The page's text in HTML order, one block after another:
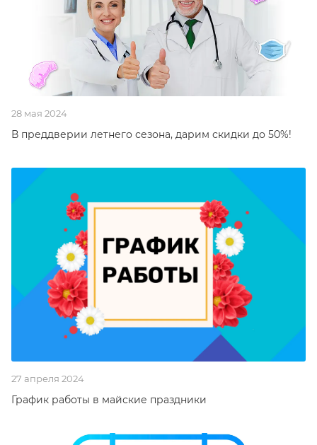
28 мая 2024
В преддверии летнего сезона, дарим скидки до 50%!
27 апреля 2024
График работы в майские праздники